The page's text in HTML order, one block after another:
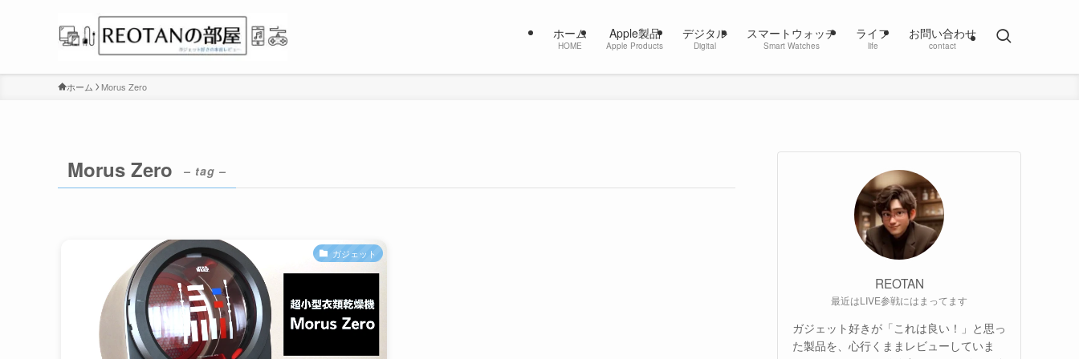
ホーム
HOME
Apple製品
Apple Products
デジタル
Digital
スマートウォッチ
Smart Watches
ライフ
life
お問い合わせ
contact
ホーム Morus Zero
Morus Zero – tag –
ガジェット
REOTAN
最近はLIVE参戦にはまってます
ガジェット好きが「これは良い！」と思っ
た製品を、心行くままレビューしていま